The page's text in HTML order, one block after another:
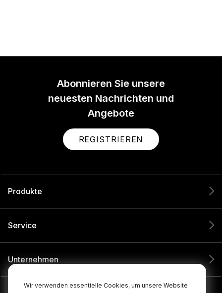
Wir verwenden essentielle Cookies, um unsere Website
Abonnieren Sie unsere
neuesten Nachrichten und
Angebote
REGISTRIEREN
Produkte
Service
Unternehmen